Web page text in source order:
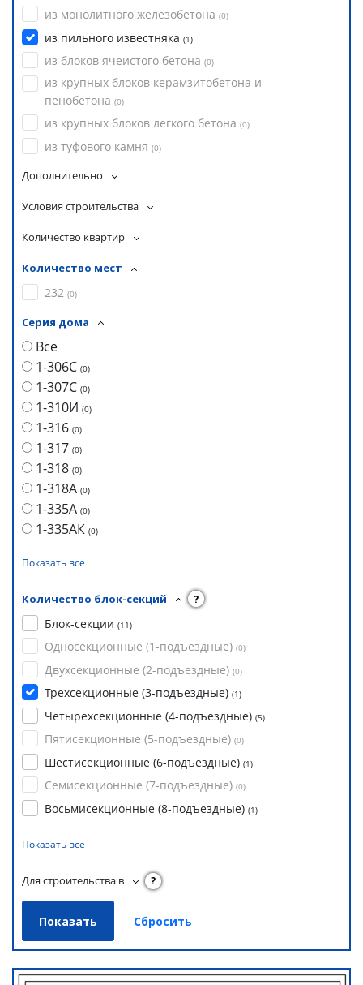
из монолитного железобетона (0)
из пильного известняка (1)
из блоков ячеистого бетона (0)
из крупных блоков керамзитобетона и
пенобетона (0)
из крупных блоков легкого бетона (0)
из туфового камня (0)
Дополнительно
Условия строительства
Количество квартир
Количество мест
232 (0)
Серия дома
Все
1-306С (0)
1-307С (0)
1-310И (0)
1-316 (0)
1-317 (0)
1-318 (0)
1-318А (0)
1-335А (0)
1-335АК (0)
Показать все
Количество блок-секций ?
Блок-секции (11)
Односекционные (1-подъездные) (0)
Двухсекционные (2-подъездные) (0)
Трехсекционные (3-подъездные) (1)
Четырехсекционные (4-подъездные) (5)
Пятисекционные (5-подъездные) (0)
Шестисекционные (6-подъездные) (1)
Семисекционные (7-подъездные) (0)
Восьмисекционные (8-подъездные) (1)
Показать все
Для строительства в ?